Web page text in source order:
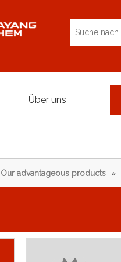
Über uns
Our advantageous products »